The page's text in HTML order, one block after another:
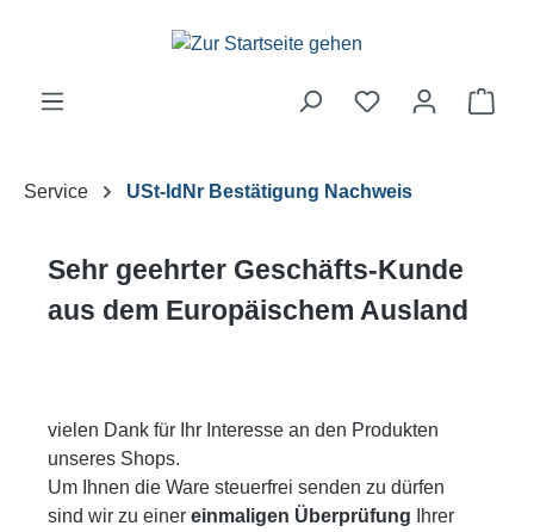
Zum Hauptinhalt springen
Service USt-IdNr Bestätigung Nachweis
Sehr geehrter Geschäfts-Kunde
aus dem Europäischem Ausland
vielen Dank für Ihr Interesse an den Produkten
unseres Shops.
Um Ihnen die Ware steuerfrei senden zu dürfen
sind wir zu einer einmaligen Überprüfung Ihrer